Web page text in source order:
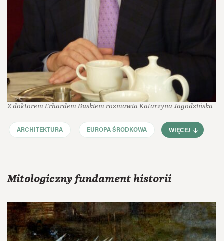
Z doktorem Erhardem Buskiem rozmawia Katarzyna Jagodzińska
ARCHITEKTURA EUROPA ŚRODKOWA WIĘCEJ
Mitologiczny fundament historii